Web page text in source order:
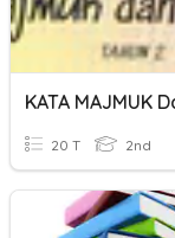
20 T 2nd